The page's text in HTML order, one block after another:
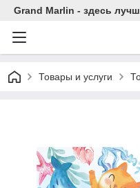
Grand Marlin - здесь
Товары и услуги